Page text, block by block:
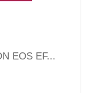
EOS EF...